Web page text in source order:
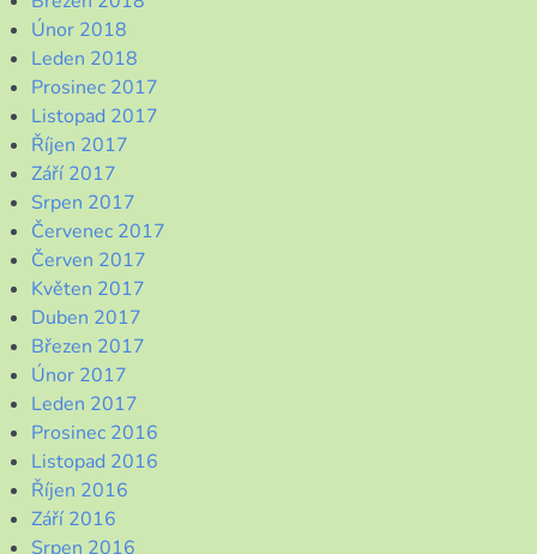
Únor 2018
Leden 2018
Prosinec 2017
Listopad 2017
Říjen 2017
Září 2017
Srpen 2017
Červenec 2017
Červen 2017
Květen 2017
Duben 2017
Březen 2017
Únor 2017
Leden 2017
Prosinec 2016
Listopad 2016
Říjen 2016
Září 2016
Srpen 2016